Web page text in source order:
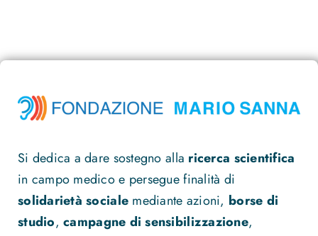
Si dedica a dare sostegno alla ricerca scientifica
in campo medico e persegue finalità di
solidarietà sociale mediante azioni, borse di
studio,campagne di sensibilizzazione,